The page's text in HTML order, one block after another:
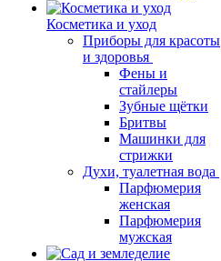
Косметика и уход
Приборы для красоты
и здоровья
Фены и
стайлеры
Зубные щётки
Бритвы
Машинки для
стрижки
Духи, туалетная вода
Парфюмерия
женская
Парфюмерия
мужская